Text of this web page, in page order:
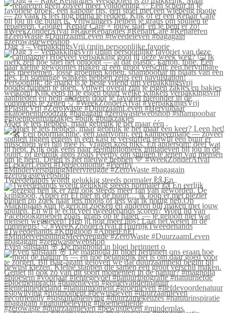
Dag 3 – VerpakkingsVrij (mijn persoonlijke favorie
Moet je iets hebben, maar gebruik je het maar één
Tweedehands wordt gelukkig steeds normaler 🙌 En
Even stilstaan 🌸 De magnolia in bloei herinnert o
#zerowaste #duurzaamleven #bewustleven #minderplas